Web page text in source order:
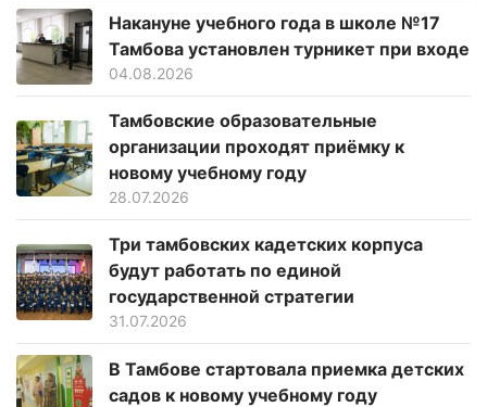
Накануне учебного года в школе №17
Тамбова установлен турникет при входе
04.08.2026
Тамбовские образовательные
организации проходят приёмку к
новому учебному году
28.07.2026
Три тамбовских кадетских корпуса
будут работать по единой
государственной стратегии
31.07.2026
В Тамбове стартовала приемка детских
садов к новому учебному году